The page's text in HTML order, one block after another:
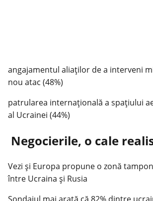
angajamentul aliaților de a interveni
nou atac (48%)
patrularea internațională a spațiului
al Ucrainei (44%)
Negocierile, o cale
Vezi și Europa propune o zonă
între Ucraina şi Rusia